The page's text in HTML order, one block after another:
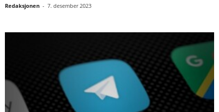
Redaksjonen - 7. desember 2023